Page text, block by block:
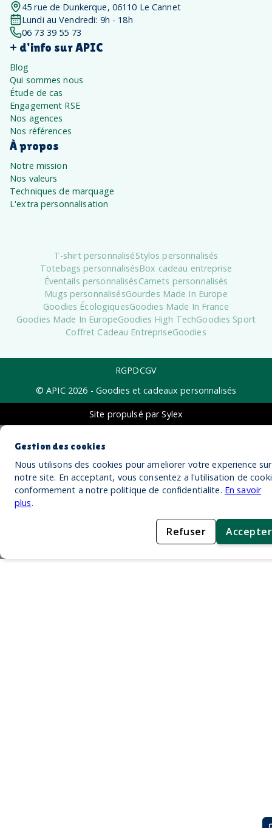
45 rue de Dunkerque, 06110 Le Cannet
Lundi au Vendredi: 9h - 18h
06 73 39 55 73
+ d'info sur APIC
Blog
Qui sommes nous
Étude de cas
Engagement RSE
Nos agences
Nos références
À propos
Notre mission
Nos valeurs
Techniques de marquage
L'extra personnalisation
T-shirt personnaliséStylos personnalisés
Totebags personnalisésBox cadeau entreprise
Éventails personnalisésCarnets personnalisés
Mugs personnalisésGourdes Made In Europe
Goodies ÉcologiquesGoodies Made In France
Goodies Made In EuropeGoodies High TechGoodies Sport
Coffret Cadeau EntrepriseGoodies
RGPDCGV
© APIC 2026 - Goodies et cadeaux personnalisés
Site propulsé par Sylex
Gestion des cookies
Nous utilisons des cookies pour ameliorer votre experience sur
notre site. En acceptant, vous consentez a l'utilisation de
conformement a notre politique de confidentialite. En savoir
plus.
Refuser Accepter